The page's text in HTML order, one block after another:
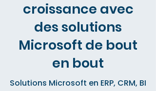
croissance avec
des solutions
Microsoft de bout
en bout
Solutions Microsoft en ERP, CRM, BI